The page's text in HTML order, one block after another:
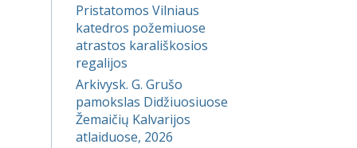
Pristatomos Vilniaus
katedros požemiuose
atrastos karališkosios
regalijos
Arkivysk. G. Grušo
pamokslas Didžiuosiuose
Žemaičių Kalvarijos
atlaiduose, 2026